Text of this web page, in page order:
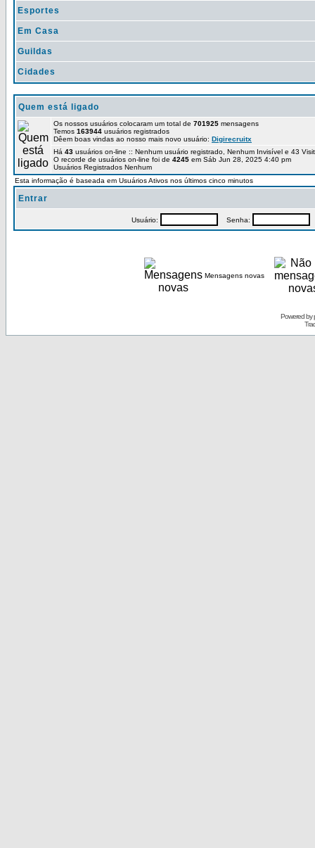
Esportes
Em Casa
Guildas
Cidades
Quem está ligado
Os nossos usuários colocaram um total de 701925 mensagens
Temos 163944 usuários registrados
Dêem boas vindas ao nosso mais novo usuário: Digirecruitx
Há 43 usuários on-line :: Nenhum usuário registrado, Nenhum Invisível e 43
O recorde de usuários on-line foi de 4245 em Sáb Jun 28, 2025 4:40 pm
Usuários Registrados Nenhum
Esta informação é baseada em Usuários Ativos nos últimos cinco minutos
Entrar
Usuário: Senha:
Mensagens novas
Powered by